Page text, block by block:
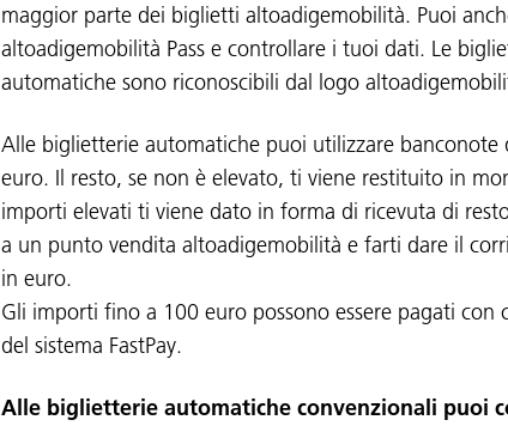
maggior parte dei biglietti altoadigemobilità. Puoi
altoadigemobilità Pass e controllare i tuoi dati. Le
automatiche sono riconoscibili dal logo
Alle biglietterie automatiche puoi utilizzare banconote
euro. Il resto, se non è elevato, ti viene restituito in
importi elevati ti viene dato in forma di ricevuta di
a un punto vendita altoadigemobilità e farti dare il
in euro.
Gli importi fino a 100 euro possono essere pagati con
del sistema FastPay.
Alle biglietterie automatiche convenzionali puoi